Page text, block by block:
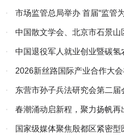
施十周年暨信用监管成就介绍 专
·
市场监管总局举办 首届“监管
比赛
·
中国散文学会、北京市石景山
《志愿军･存亡之战》观影座谈
·
中国退役军人就业创业暨碳氢
会在南宁举行
·
2026新丝路国际产业合作大
林院士携碳氢核肥与多国外交官
·
东营市孙子兵法研究会第二届
换届大会顺利召开
·
春潮涌动启新程，聚力扬帆
人民医院工会委员会第四届第一
·
国家级媒体聚焦殷都区紧密型